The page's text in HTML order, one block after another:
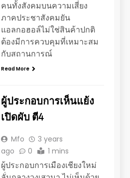
คนทั้งสังคมบนความเสี่ยง
ภาคประชาสังคมยัน
แอลกอฮอล์ไม่ใช่สินค้าปกติ
ต้องมีการควบคุมที่เหมาะสม
กับสถานการณ์
Read More
ผู้ประกอบการเห็นแย้ง
เปิดผับ ตี4
Mfo
3 years
ago
0 1 mins
ผู้ประกอบการเมืองเชียงใหม่